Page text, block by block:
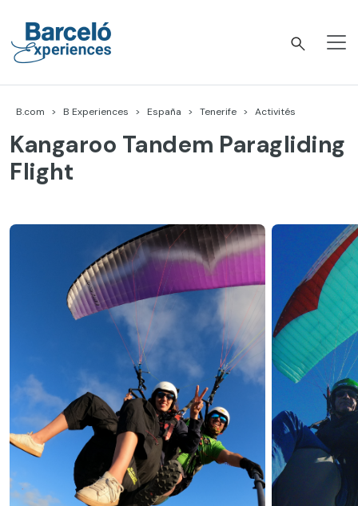
contenu
B.com B Experiences España Tenerife Activités
Kangaroo Tandem Paragliding
Flight